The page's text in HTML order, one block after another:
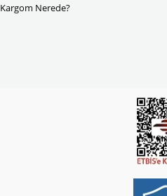
Kargom Nerede?